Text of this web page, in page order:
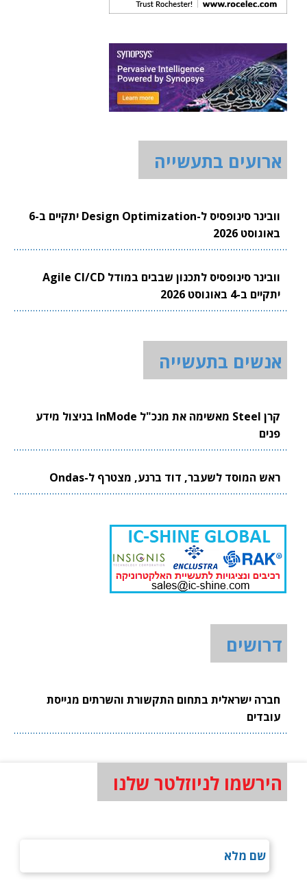
ארועים בתעשייה
וובינר סינופסיס ל-Design Optimization יתקיים ב-6
באוגוסט 2026
וובינר סינופסיס לתכנון שבבים במודל Agile CI/CD
יתקיים ב-4 באוגוסט 2026
אנשים בתעשייה
קרן Steel מאשימה את מנכ"ל InMode בניצול מידע
פנים
ראש המוסד לשעבר, דוד ברנע, מצטרף ל-Ondas
דרושים
חברה ישראלית בתחום התקשורת והשרתים מגייסת
עובדים
הירשמו לניוזלטר שלנו